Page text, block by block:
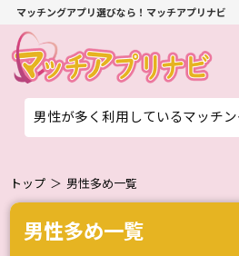
マッチングアプリ選びなら！マッチアプリナビ
男性が多く利用しているマッチ
トップ ＞ 男性多め一覧
男性多め一覧